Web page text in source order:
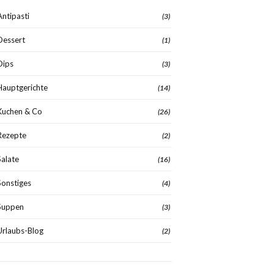
(3)
(1)
(3)
(14)
& Co (26)
(2)
(16)
(4)
(3)
Blog (2)